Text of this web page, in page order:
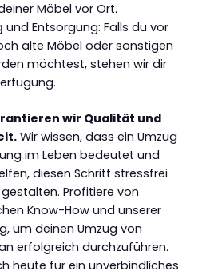
Möbel vor Ort.
und Entsorgung: Falls du vor
alte Möbel oder sonstigen
möchtest, stehen wir dir
wir Qualität und
Wir wissen, dass ein Umzug
im Leben bedeutet und
diesen Schritt stressfrei
Profitiere von
Know-How und unserer
um deinen Umzug von
erfolgreich durchzuführen.
heute für ein unverbindliches